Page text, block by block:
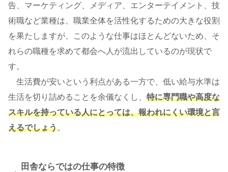
告、マーケティング、メディア、エンターテイメント、技
術職など業種は、職業全体を活性化するための大きな役割
を果たしますが、このような仕事はほとんどないため、そ
れらの職種を求めて都会へ人が流出しているのが現状で
す。
生活費が安いという利点がある一方で、低い給与水準は
生活を切り詰めることを余儀なくし、 特に専門職や高度な
スキルを持っている人にとっては、報われにくい環境と言
えるでしょう。
田舎ならではの仕事の特徴